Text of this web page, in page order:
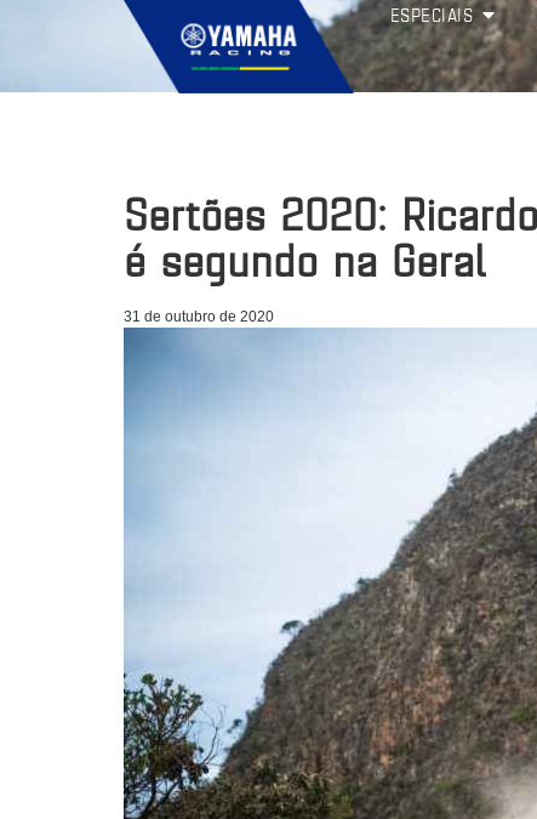
ESPECIAIS
Sertões 2020:
é segundo na Geral
31 de outubro de 2020